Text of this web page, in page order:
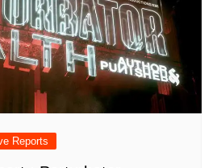
Reports